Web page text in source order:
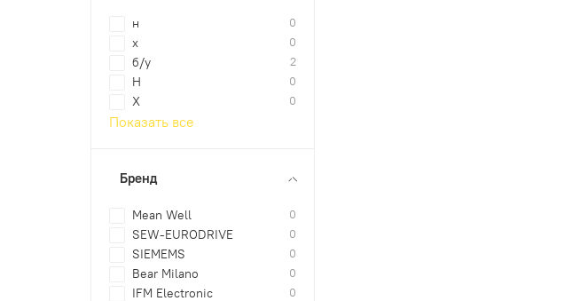
н 0
х 0
б/у 2
Н 0
Х 0
Показать все
Бренд
Mean Well 0
SEW-EURODRIVE 0
SIEMEMS 0
Bear Milano 0
IFM Electronic 0